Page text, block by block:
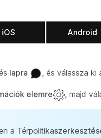
iOS Android
lapra , és válassza ki
elemre , majd
a Térpolitika